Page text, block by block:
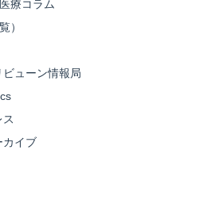
療コラム
）
ビューン情報局
カイブ